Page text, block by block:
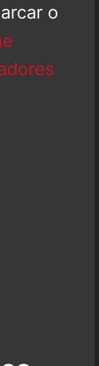
o